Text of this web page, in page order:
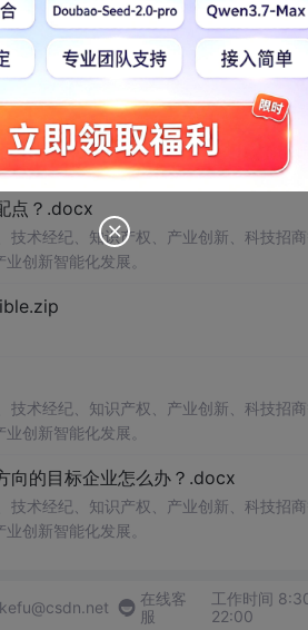
举报
切
点？.docx
术经纪、知识产权、产业创新、科技招
创新智能化发展。
术经纪、知识产权、产业创新、科技招
创新智能化发展。
向的目标企业怎么办？.docx
术经纪、知识产权、产业创新、科技招
创新智能化发展。
kefu@csdn.net
在线客
服
工作时间
22:00